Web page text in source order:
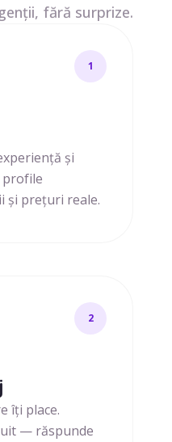
fără surprize.
1
și
profile
și prețuri reale.
2
îți place.
— răspunde